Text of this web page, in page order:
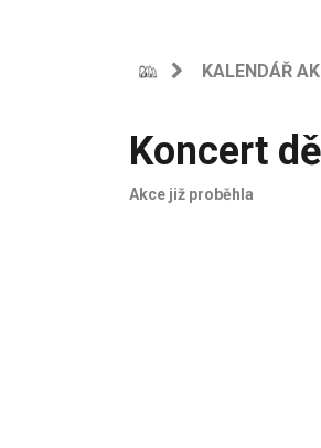
KALENDÁŘ
Koncert
Akce již proběhla